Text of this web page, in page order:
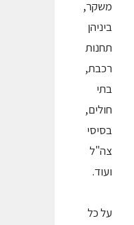
משקר,
ביניהן
תחנות
רכבת,
בתי
חולים,
בסיסי
צה"ל
ועוד.
על כל